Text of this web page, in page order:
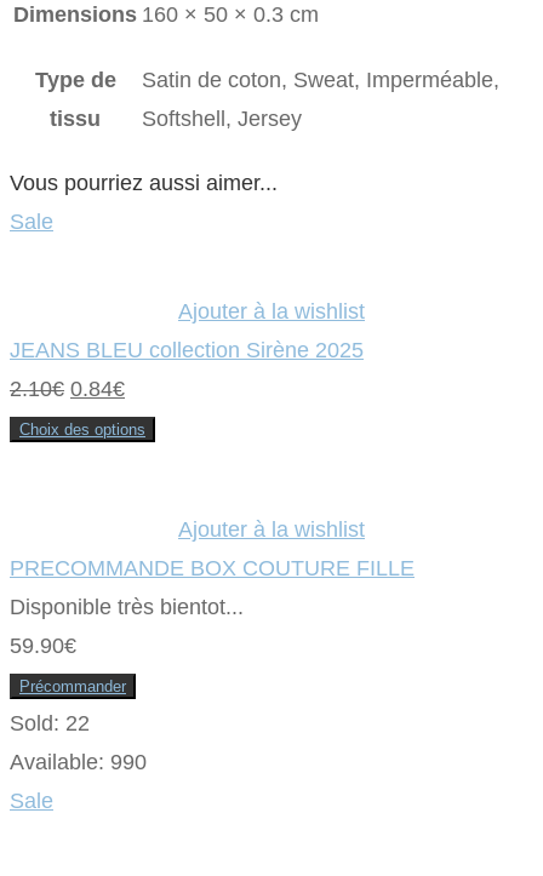
Dimensions 160 × 50 × 0.3 cm
Type de
tissu
Satin de coton, Sweat, Imperméable,
Softshell, Jersey
Vous pourriez aussi aimer...
Sale
Ajouter à la wishlist
JEANS BLEU collection Sirène 2025
2.10€ Le
prix
0.84€Le
prix
0.84€.
Choix des options
Ce
peuvent
choisies
du
produit
Ajouter à la wishlist
PRECOMMANDE BOX COUTURE FILLE
Disponible très bientot...
59.90€
Précommander
Sold: 22
Available: 990
Sale